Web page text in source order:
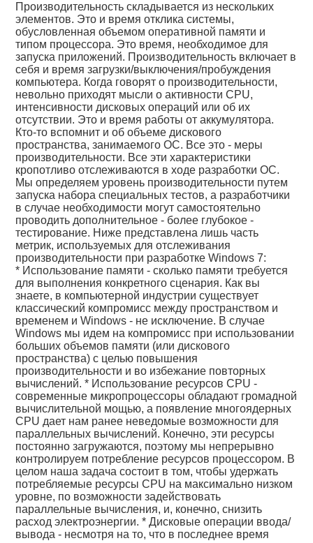
Производительность складывается из нескольких
элементов. Это и время отклика системы,
обусловленная объемом оперативной памяти и
типом процессора. Это время, необходимое для
запуска приложений. Производительность включает в
себя и время загрузки/выключения/пробуждения
компьютера. Когда говорят о производительности,
невольно приходят мысли о активности CPU,
интенсивности дисковых операций или об их
отсутствии. Это и время работы от аккумулятора.
Кто-то вспомнит и об объеме дискового
пространства, занимаемого ОС. Все это - меры
производительности. Все эти характеристики
кропотливо отслеживаются в ходе разработки ОС.
Мы определяем уровень производительности путем
запуска набора специальных тестов, а разработчики
в случае необходимости могут самостоятельно
проводить дополнительное - более глубокое -
тестирование. Ниже представлена лишь часть
метрик, используемых для отслеживания
производительности при разработке Windows 7:
* Использование памяти - сколько памяти требуется
для выполнения конкретного сценария. Как вы
знаете, в компьютерной индустрии существует
классический компромисс между пространством и
временем и Windows - не исключение. В случае
Windows мы идем на компромисс при использовании
больших объемов памяти (или дискового
пространства) с целью повышения
производительности и во избежание повторных
вычислений. * Использование ресурсов CPU -
современные микропроцессоры обладают громадной
вычислительной мощью, а появление многоядерных
CPU дает нам ранее неведомые возможности для
параллельных вычислений. Конечно, эти ресурсы
постоянно загружаются, поэтому мы непрерывно
контролируем потребление ресурсов процессором. В
целом наша задача состоит в том, чтобы удержать
потребляемые ресурсы CPU на максимально низком
уровне, по возможности задействовать
параллельные вычисления, и, конечно, снизить
расход электроэнергии. * Дисковые операции ввода/
вывода - несмотря на то, что в последнее время